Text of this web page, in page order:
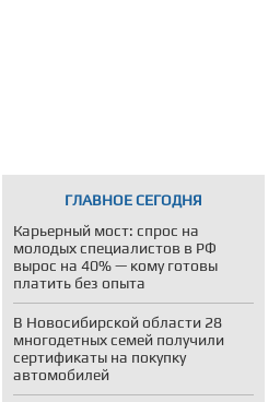
ГЛАВНОЕ СЕГОДНЯ
Карьерный мост: спрос на
молодых специалистов в РФ
вырос на 40% — кому готовы
платить без опыта
В Новосибирской области 28
многодетных семей получили
сертификаты на покупку
автомобилей